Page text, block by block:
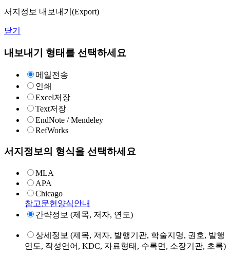
서지정보 내보내기(Export)
닫기
내보내기 형태를 선택하세요
메일전송
인쇄
Excel저장
Text저장
EndNote / Mendeley
RefWorks
서지정보의 형식을 선택하세요
MLA
APA
Chicago
참고문헌양식안내
간략정보 (제목, 저자, 연도)
상세정보 (제목, 저자, 발행기관, 학술지명, 권호, 발행
연도, 작성언어, KDC, 자료형태, 수록면, 소장기관, 초록)